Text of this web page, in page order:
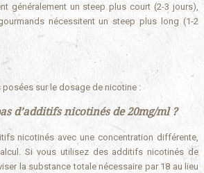
généralement un steep plus court (2-3 jours),
nécessitent un steep plus long (1-2
sur le dosage de nicotine :
d’additifs nicotinés de 20mg/ml ?
nicotinés avec une concentration différente,
Si vous utilisez des additifs nicotinés de
la substance totale nécessaire par 18 au lieu